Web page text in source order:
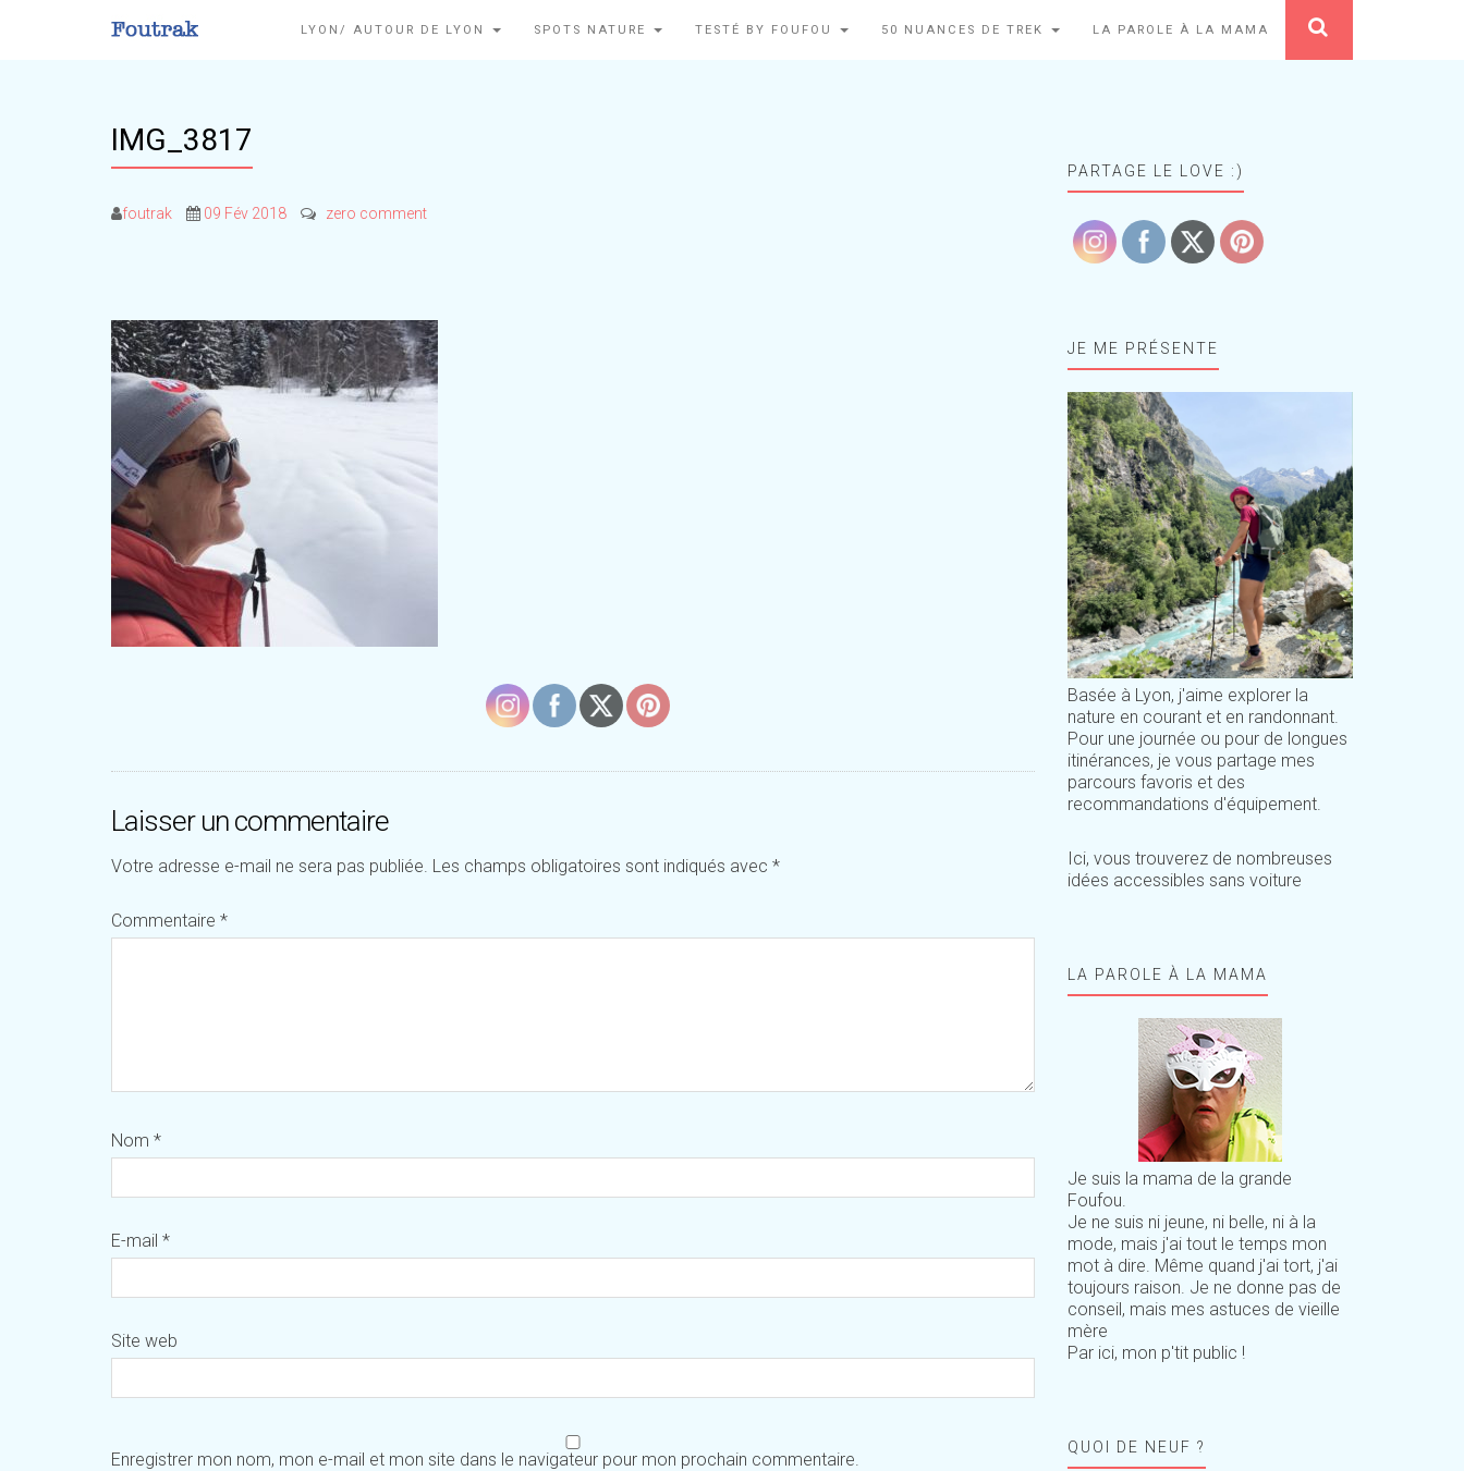
LYON/ AUTOUR DE LYON SPOTS NATURE TESTÉ BY FOUFOU 50 NUANCES DE TREK LA PAROLE À LA MAMA
IMG_3817
foutrak 09 Fév 2018 zero comment
Laisser un commentaire
Votre adresse e-mail ne sera pas publiée. Les champs obligatoires sont indiqués avec *
Commentaire *
Nom *
E-mail *
Site web
Enregistrer mon nom, mon e-mail et mon site dans le navigateur pour mon prochain commentaire.
PARTAGE LE LOVE :)
JE ME PRÉSENTE
Basée à Lyon, j'aime explorer la
nature en courant et en randonnant.
Pour une journée ou pour de longues
itinérances, je vous partage mes
parcours favoris et des
recommandations d'équipement.
Ici, vous trouverez de nombreuses
idées accessibles sans voiture
LA PAROLE À LA MAMA
Je suis la mama de la grande
Foufou.
Je ne suis ni jeune, ni belle, ni à la
mode, mais j'ai tout le temps mon
mot à dire. Même quand j'ai tort, j'ai
toujours raison. Je ne donne pas de
conseil, mais mes astuces de vieille
mère
Par ici, mon p'tit public !
QUOI DE NEUF ?